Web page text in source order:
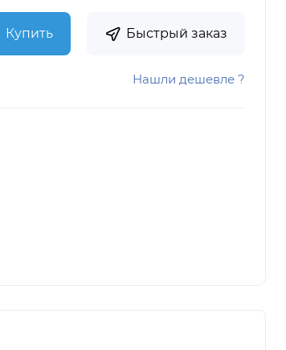
Купить Быстрый заказ
Нашли дешевле ?